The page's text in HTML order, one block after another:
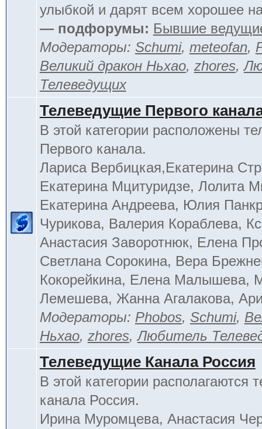
улыбкой и дарят всем хорошее
— подфорумы: Бывшие
Модераторы: Schumi, meteofan,
Великий дракон Ньхао, zhores,
Телеведущих
Телеведущие Первого
В этой категории расположены
Первого канала.
Лариса Вербицкая,Екатерина
Екатерина Мцитуридзе, Лолита
Екатерина Андреева, Юлия
Чурикова, Валерия Кораблева,
Анастасия Заворотнюк, Елена
Светлана Сорокина, Вера
Кокорейкина, Елена Малышева,
Лемешева, Жанна Агалакова,
Модераторы: Phobos, Schumi,
Ньхао, zhores,Любитель
Телеведущие Канала Россия
В этой категории располагаются
канала Россия.
Ирина Муромцева, Анастасия